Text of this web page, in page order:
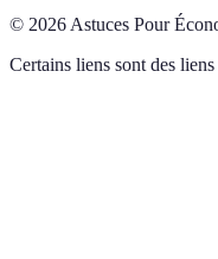
© 2026 Astuces Pour
Certains liens sont des